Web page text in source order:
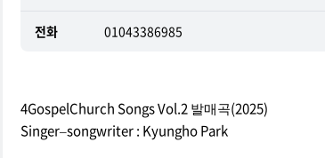
전화 01043386985
4GospelChurch Songs Vol.2 발매곡(2025)
Singer–songwriter : Kyungho Park